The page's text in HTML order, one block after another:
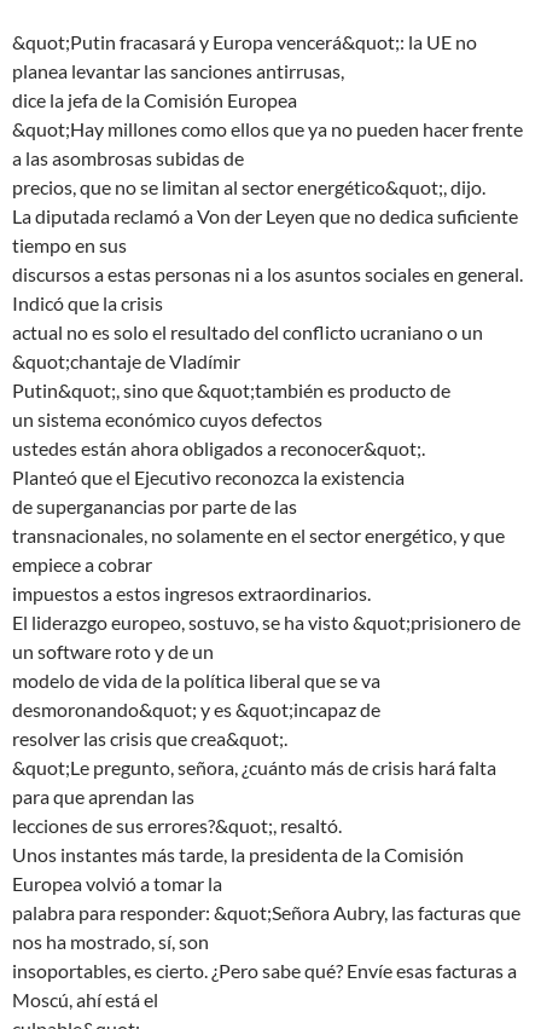
&quot;Putin fracasará y Europa vencerá&quot;: la UE no
planea levantar las sanciones antirrusas,
dice la jefa de la Comisión Europea
&quot;Hay millones como ellos que ya no pueden hacer frente
a las asombrosas subidas de
precios, que no se limitan al sector energético&quot;, dijo.
La diputada reclamó a Von der Leyen que no dedica suficiente
tiempo en sus
discursos a estas personas ni a los asuntos sociales en general.
Indicó que la crisis
actual no es solo el resultado del conflicto ucraniano o un
&quot;chantaje de Vladímir
Putin&quot;, sino que &quot;también es producto de
un sistema económico cuyos defectos
ustedes están ahora obligados a reconocer&quot;.
Planteó que el Ejecutivo reconozca la existencia
de superganancias por parte de las
transnacionales, no solamente en el sector energético, y que
empiece a cobrar
impuestos a estos ingresos extraordinarios.
El liderazgo europeo, sostuvo, se ha visto &quot;prisionero de
un software roto y de un
modelo de vida de la política liberal que se va
desmoronando&quot; y es &quot;incapaz de
resolver las crisis que crea&quot;.
&quot;Le pregunto, señora, ¿cuánto más de crisis hará falta
para que aprendan las
lecciones de sus errores?&quot;, resaltó.
Unos instantes más tarde, la presidenta de la Comisión
Europea volvió a tomar la
palabra para responder: &quot;Señora Aubry, las facturas que
nos ha mostrado, sí, son
insoportables, es cierto. ¿Pero sabe qué? Envíe esas facturas a
Moscú, ahí está el